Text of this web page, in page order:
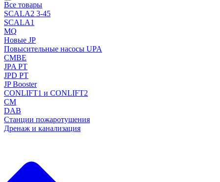
Все товары
SCALA2 3-45
SCALA1
MQ
Новые JP
Повысительные насосы UPA
CMBE
JPA PT
JPD PT
JP Booster
CONLIFT1 и CONLIFT2
CM
DAB
Станции пожаротушения
Дренаж и канализация